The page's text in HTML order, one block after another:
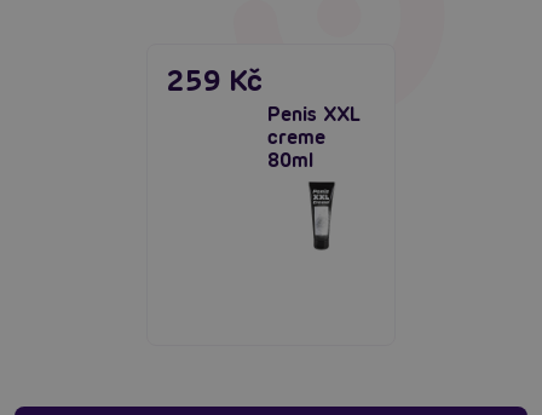
Penis XXL
creme
80ml
259 Kč